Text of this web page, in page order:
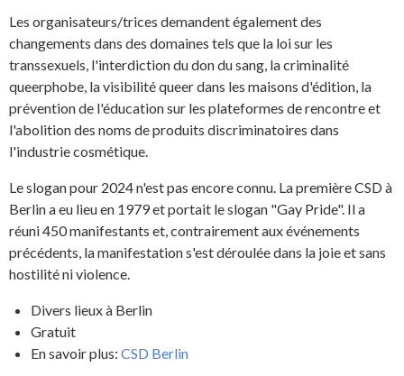
Les organisateurs/trices demandent également des
changements dans des domaines tels que la loi sur les
transsexuels, l'interdiction du don du sang, la criminalité
queerphobe, la visibilité queer dans les maisons d'édition, la
prévention de l'éducation sur les plateformes de rencontre et
l'abolition des noms de produits discriminatoires dans
l'industrie cosmétique.
Le slogan pour 2024 n'est pas encore connu. La première CSD à
Berlin a eu lieu en 1979 et portait le slogan "Gay Pride". Il a
réuni 450 manifestants et, contrairement aux événements
précédents, la manifestation s'est déroulée dans la joie et sans
hostilité ni violence.
Divers lieux à Berlin
Gratuit
En savoir plus: CSD Berlin